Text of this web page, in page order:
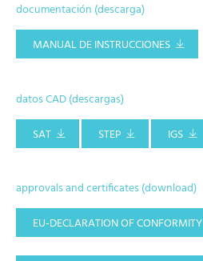
documentación (descarga)
MANUAL DE INSTRUCCIONES
datos CAD (descargas)
SAT
STEP IGS
approvals and certificates (download)
EU-DECLARATION OF CONFORMITY